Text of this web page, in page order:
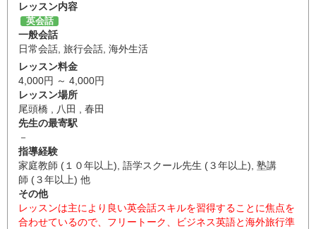
レッスン内容
英会話
一般会話
日常会話, 旅行会話, 海外生活
レッスン料金
4,000円 ～ 4,000円
レッスン場所
尾頭橋 , 八田 , 春田
先生の最寄駅
－
指導経験
家庭教師 (１０年以上), 語学スクール先生 (３年以上), 塾講
師 (３年以上) 他
その他
レッスンは主により良い英会話スキルを習得することに焦点を
合わせているので、フリートーク、ビジネス英語と海外旅行準